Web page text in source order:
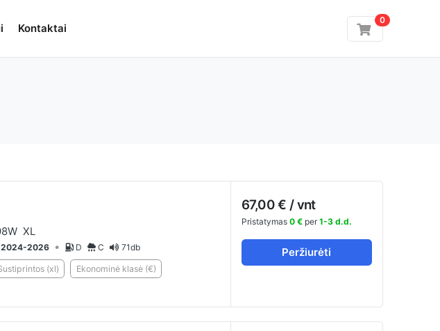
Kontaktai
0
XL
2024-2026 • D C 71db
(xl) Ekonominė klasė (€)
67,00 € / vnt
Pristatymas 0 €per 1-3 d.d.
Peržiurėti